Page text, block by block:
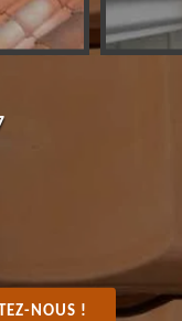
NOUS !